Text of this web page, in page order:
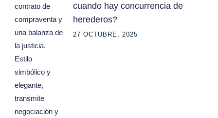
cuando hay concurrencia de
herederos?
27 OCTUBRE, 2025